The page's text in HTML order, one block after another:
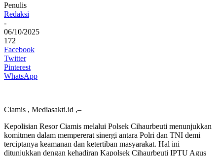
Penulis
Redaksi
-
06/10/2025
172
Facebook
Twitter
Pinterest
WhatsApp
Ciamis , Mediasakti.id ,–
Kepolisian Resor Ciamis melalui Polsek Cihaurbeuti menunjukkan
komitmen dalam mempererat sinergi antara Polri dan TNI demi
terciptanya keamanan dan ketertiban masyarakat. Hal ini
ditunjukkan dengan kehadiran Kapolsek Cihaurbeuti IPTU Agus